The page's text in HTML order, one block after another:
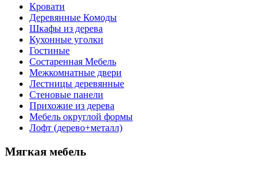
Кровати
Деревянные Комоды
Шкафы из дерева
Кухонные уголки
Гостиные
Состаренная Мебель
Межкомнатные двери
Лестницы деревянные
Стеновые панели
Прихожие из дерева
Мебель округлой формы
Лофт (дерево+металл)
Мягкая мебель